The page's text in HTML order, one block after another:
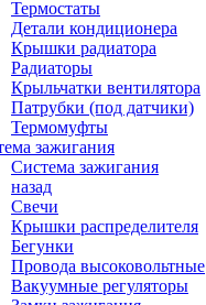
Термостаты
Детали кондиционера
Крышки радиатора
Радиаторы
Крыльчатки вентилятора
Патрубки (под датчики)
Термомуфты
зажигания
Система зажигания
назад
Свечи
Крышки распределителя
Бегунки
Провода высоковольтные
Вакуумные регуляторы